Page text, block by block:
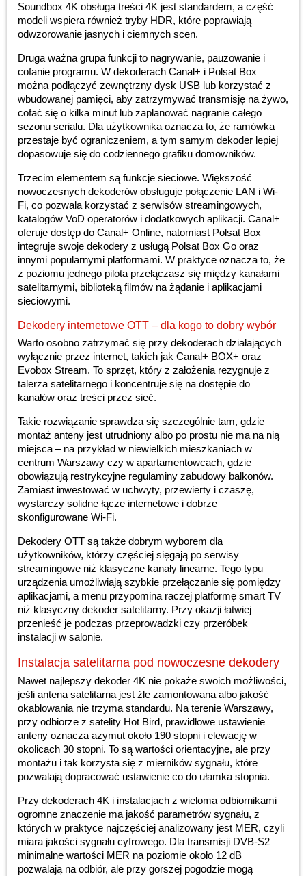
Soundbox 4K obsługa treści 4K jest standardem, a część
modeli wspiera również tryby HDR, które poprawiają
odwzorowanie jasnych i ciemnych scen.
Druga ważna grupa funkcji to nagrywanie, pauzowanie i
cofanie programu. W dekoderach Canal+ i Polsat Box
można podłączyć zewnętrzny dysk USB lub korzystać z
wbudowanej pamięci, aby zatrzymywać transmisję na żywo,
cofać się o kilka minut lub zaplanować nagranie całego
sezonu serialu. Dla użytkownika oznacza to, że ramówka
przestaje być ograniczeniem, a tym samym dekoder lepiej
dopasowuje się do codziennego grafiku domowników.
Trzecim elementem są funkcje sieciowe. Większość
nowoczesnych dekoderów obsługuje połączenie LAN i Wi-
Fi, co pozwala korzystać z serwisów streamingowych,
katalogów VoD operatorów i dodatkowych aplikacji. Canal+
oferuje dostęp do Canal+ Online, natomiast Polsat Box
integruje swoje dekodery z usługą Polsat Box Go oraz
innymi popularnymi platformami. W praktyce oznacza to, że
z poziomu jednego pilota przełączasz się między kanałami
satelitarnymi, biblioteką filmów na żądanie i aplikacjami
sieciowymi.
Dekodery internetowe OTT – dla kogo to dobry wybór
Warto osobno zatrzymać się przy dekoderach działających
wyłącznie przez internet, takich jak Canal+ BOX+ oraz
Evobox Stream. To sprzęt, który z założenia rezygnuje z
talerza satelitarnego i koncentruje się na dostępie do
kanałów oraz treści przez sieć.
Takie rozwiązanie sprawdza się szczególnie tam, gdzie
montaż anteny jest utrudniony albo po prostu nie ma na nią
miejsca – na przykład w niewielkich mieszkaniach w
centrum Warszawy czy w apartamentowcach, gdzie
obowiązują restrykcyjne regulaminy zabudowy balkonów.
Zamiast inwestować w uchwyty, przewierty i czaszę,
wystarczy solidne łącze internetowe i dobrze
skonfigurowane Wi-Fi.
Dekodery OTT są także dobrym wyborem dla
użytkowników, którzy częściej sięgają po serwisy
streamingowe niż klasyczne kanały linearne. Tego typu
urządzenia umożliwiają szybkie przełączanie się pomiędzy
aplikacjami, a menu przypomina raczej platformę smart TV
niż klasyczny dekoder satelitarny. Przy okazji łatwiej
przenieść je podczas przeprowadzki czy przeróbek
instalacji w salonie.
Instalacja satelitarna pod nowoczesne dekodery
Nawet najlepszy dekoder 4K nie pokaże swoich możliwości,
jeśli antena satelitarna jest źle zamontowana albo jakość
okablowania nie trzyma standardu. Na terenie Warszawy,
przy odbiorze z satelity Hot Bird, prawidłowe ustawienie
anteny oznacza azymut około 190 stopni i elewację w
okolicach 30 stopni. To są wartości orientacyjne, ale przy
montażu i tak korzysta się z mierników sygnału, które
pozwalają dopracować ustawienie co do ułamka stopnia.
Przy dekoderach 4K i instalacjach z wieloma odbiornikami
ogromne znaczenie ma jakość parametrów sygnału, z
których w praktyce najczęściej analizowany jest MER, czyli
miara jakości sygnału cyfrowego. Dla transmisji DVB-S2
minimalne wartości MER na poziomie około 12 dB
pozwalają na odbiór, ale przy gorszej pogodzie mogą